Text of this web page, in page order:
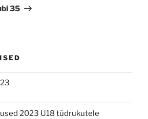
35
2023 U18 tüdrukutele